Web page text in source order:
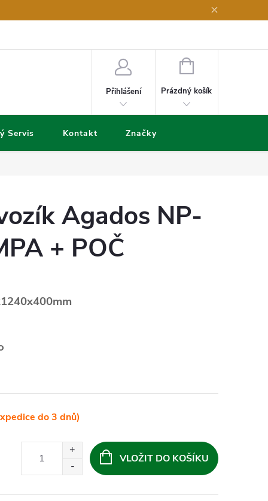
Přihlášení
NÁKUPNÍ
Prázdný košík
Servis Kontakt Značky
Agados NP-
+ POČ
do 3 dnů)
VLOŽIT DO KOŠÍKU